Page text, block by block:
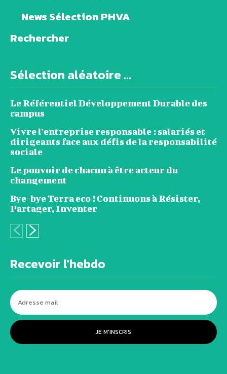
News Sélection PHVA
Rechercher
Sélection aléatoire ...
Le Référentiel Développement Durable des
campus
Vivre l’entreprise responsable : salariés et
dirigeants face aux défis de la responsabilité
sociale
Le pouvoir de chacun à être acteur du
changement
Bye-bye Terra eco ! Continuons à Résister,
Partager, Inventer
Recevoir l'hebdo
JE M'INSCRIS